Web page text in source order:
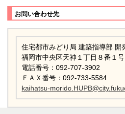
お問い合わせ先
住宅都市みどり局 建築指導部 開
福岡市中央区天神１丁目８番１号
電話番号：092-707-3902
ＦＡＸ番号：092-733-5584
kaihatsu-